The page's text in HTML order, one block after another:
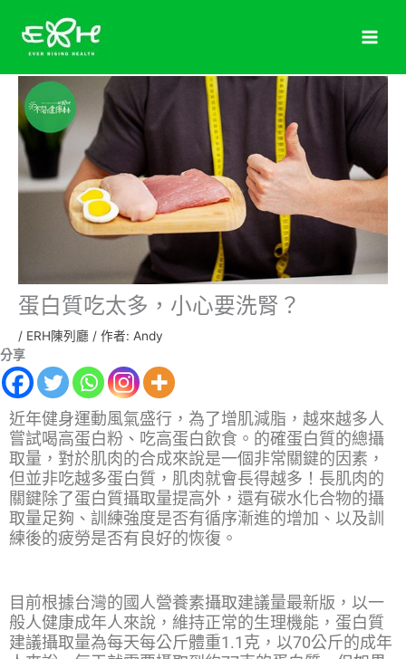
蛋白質吃太多，小心要洗腎？
/ ERH陳列廳 / 作者: Andy
分享
近年健身運動風氣盛行，為了增肌減脂，越來越多人
嘗試喝高蛋白粉、吃高蛋白飲食。的確蛋白質的總攝
取量，對於肌肉的合成來說是一個非常關鍵的因素，
但並非吃越多蛋白質，肌肉就會長得越多！長肌肉的
關鍵除了蛋白質攝取量提高外，還有碳水化合物的攝
取量足夠、訓練強度是否有循序漸進的增加、以及訓
練後的疲勞是否有良好的恢復。
目前根據台灣的國人營養素攝取建議量最新版，以一
般人健康成年人來說，維持正常的生理機能，蛋白質
建議攝取量為每天每公斤體重1.1克，以70公斤的成年